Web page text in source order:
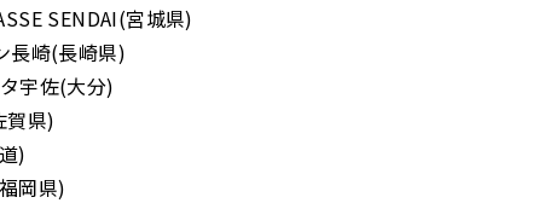
SENDAI(宮城県)
長崎(長崎県)
宇佐(大分)
賀県)
)
岡県)